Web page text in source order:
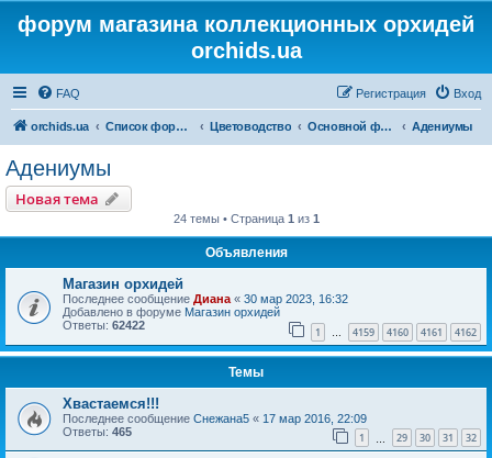
форум магазина коллекционных орхидей
orchids.ua
FAQ Вход
Регистрация
orchids.ua Список форумов Цветоводство Основной форум Адениумы
Адениумы
Новая тема
24 темы • Страница 1 из 1
Объявления
Магазин орхидей
Последнее сообщение Диана « 30 мар 2023, 16:32
Добавлено в форуме Магазин орхидей
Ответы: 62422 1 … 4159 4160 4161 4162
Темы
Хвастаемся!!!
Последнее сообщение Снежана5 « 17 мар 2016, 22:09
Ответы: 465 1 29 30 31 32